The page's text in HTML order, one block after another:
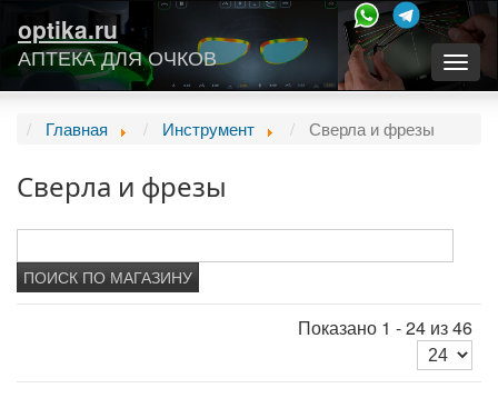
optika.ru
АПТЕКА ДЛЯ ОЧКОВ
Главная Инструмент Сверла и фрезы
Сверла и фрезы
Показано 1 - 24 из 46